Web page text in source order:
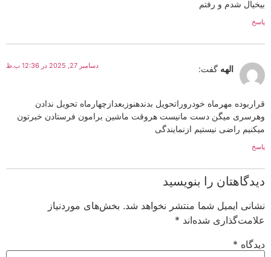
بیخیال شدم و رفتم
پاسخ
الهه گفت: دسامبر 27, 2025 در 12:36 ب.ظ
قراربوده مهرماه خودروراتحویل بدندهنوزبعدازچهارماه تحویل ندادن
وهرسری میگن دست مانیست هروقت ماشین برامون فرستادن خبرتون
میکنیم راضی نیستیم ازنمایندگی
پاسخ
دیدگاهتان را بنویسید
نشانی ایمیل شما منتشر نخواهد شد. بخش‌های موردنیاز
علامت‌گذاری شده‌اند*
دیدگاه*